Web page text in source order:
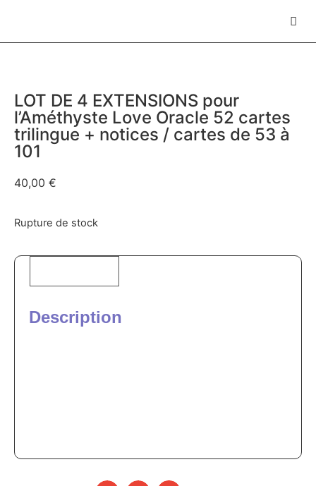
LOT DE 4 EXTENSIONS pour
l’Améthyste Love Oracle 52 cartes
trilingue + notices / cartes de 53 à
101
40,00 €
Rupture de stock
Description